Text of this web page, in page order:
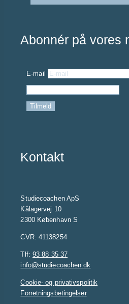
Abonnér på vores
E-mail
Kontakt
Studiecoachen ApS
Kålagervej 10
2300 København S
CVR: 41138254
Tlf: 93 88 35 37
info@studiecoachen.dk
Cookie- og privativspolitik
Forretningsbetingelser